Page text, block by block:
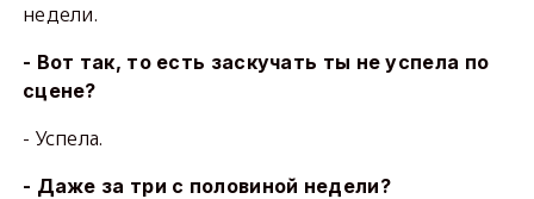
недели.
- Вот так, то есть заскучать ты не успела по
сцене?
- Успела.
- Даже за три с половиной недели?